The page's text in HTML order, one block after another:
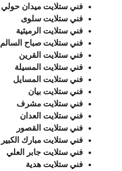
فني ستلايت ميدان حولي
فني ستلايت سلوى
فني ستلايت الرميثية
فني ستلايت صباح السالم
فني ستلايت القرين
فني ستلايت المسيلة
فني ستلايت المسايل
فني ستلايت بيان
فني ستلايت مشرف
فني ستلايت العدان
فني ستلايت القصور
فني ستلايت مبارك الكبير
فني ستلايت جابر العلي
فني ستلايت هدية